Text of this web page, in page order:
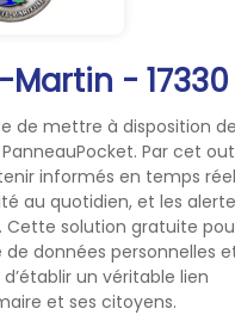
- 17330
de mettre à disposition de
Par cet
informés en temps réel
au quotidien, et les
Cette solution gratuite
données personnelles
un véritable lien
et ses citoyens.